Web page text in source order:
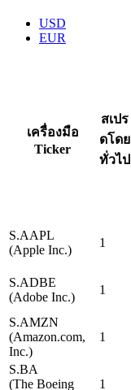
USD
EUR
เครื่องมือ
Ticker
สเปร
ดโดย
ทั่วไป
S.AAPL
(Apple Inc.)
1
S.ADBE
(Adobe Inc.)
1
S.AMZN
(Amazon.com,
Inc.)
1
S.BA
(The Boeing
1